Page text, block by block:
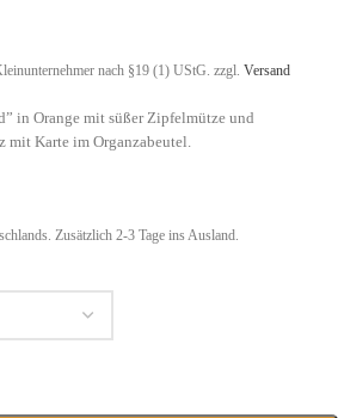
nach §19 (1) UStG. zzgl. Versand
in Orange mit süßer Zipfelmütze und
mit Karte im Organzabeutel.
Zusätzlich 2-3 Tage ins Ausland.